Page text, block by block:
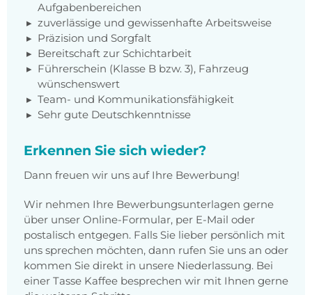
Aufgabenbereichen
zuverlässige und gewissenhafte Arbeitsweise
Präzision und Sorgfalt
Bereitschaft zur Schichtarbeit
Führerschein (Klasse B bzw. 3), Fahrzeug
wünschenswert
Team- und Kommunikationsfähigkeit
Sehr gute Deutschkenntnisse
Erkennen Sie sich wieder?
Dann freuen wir uns auf Ihre Bewerbung!
Wir nehmen Ihre Bewerbungsunterlagen gerne
über unser Online-Formular, per E-Mail oder
postalisch entgegen. Falls Sie lieber persönlich mit
uns sprechen möchten, dann rufen Sie uns an oder
kommen Sie direkt in unsere Niederlassung. Bei
einer Tasse Kaffee besprechen wir mit Ihnen gerne